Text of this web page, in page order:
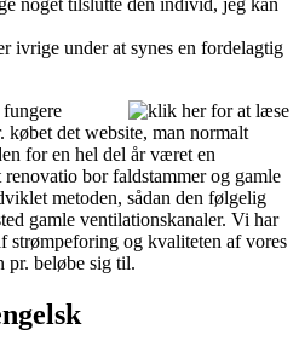
noget tilslutte den individ, jeg kan
ivrige under at synes en fordelagtig
fungere
det website, man normalt
for en hel del år været en
bor faldstammer og gamle
metoden, sådan den følgelig
gamle ventilationskanaler. Vi har
strømpeforing og kvaliteten af vores
pr. beløbe sig til.